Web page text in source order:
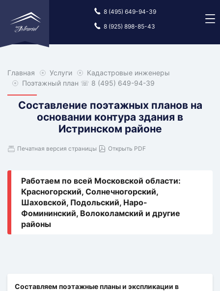
8 (495) 649-94-39
8 (925) 898-85-43
Главная Главная
Услуги УслугиКадастровые инженеры
Поэтажный план ☏ 8 (495) 649-94-39
Составление поэтажных планов на
основании контура здания в
Истринском районе
Печатная версия страницы Открыть PDF
Составляем поэтажные планы и экспликации в